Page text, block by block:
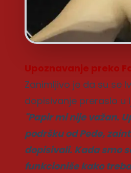
Upoznavanje preko
Zanimljivo je da su se
dopisivanje preraslo u
"Papir mi nije važan.
podršku od Peđe,
dopisivali. Kada smo
funkcioniše kako